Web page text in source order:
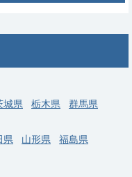
から1時間圏内！都内か
城県 栃木県
群馬県
県 山形県
福島県